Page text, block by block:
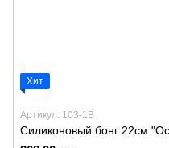
Хит
Артикул: 103-1B
Силиконовый бонг 22см